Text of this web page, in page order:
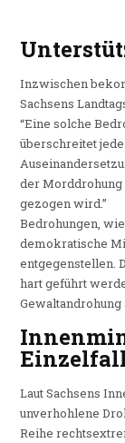
Inzwischen
Sachsens
“Eine solche
überschreitet
der Morddrohung
gezogen wird.”
Bedrohungen,
demokratische
entgegenstellen.
hart geführt
Laut Sachsens
unverhohlene
Reihe